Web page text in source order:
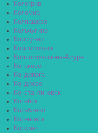
Кологрив
Коломна
Колпашево
Кольчугино
Коммунар
Комсомольск
Комсомольск-на-Амуре
Конаково
Кондопога
Кондрово
Константиновск
Копейск
Кораблино
Кореновск
Коркино